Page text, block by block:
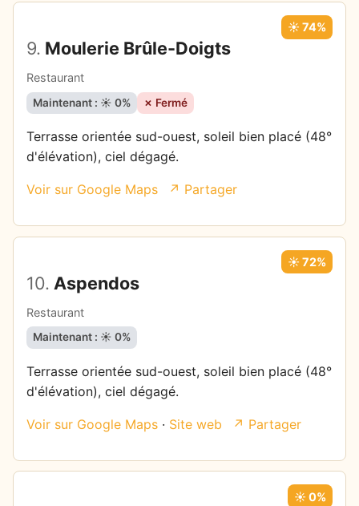
9. Moulerie Brûle-Doigts
Restaurant
☀️ 74%
Maintenant : ☀️ 0% ✗ Fermé
Terrasse orientée sud-ouest, soleil bien placé (48°
d'élévation), ciel dégagé.
Voir sur Google Maps ↗ Partager
10. Aspendos
Restaurant
☀️ 72%
Maintenant : ☀️ 0%
Terrasse orientée sud-ouest, soleil bien placé (48°
d'élévation), ciel dégagé.
Voir sur Google Maps · Site web ↗ Partager
☀️ 0%